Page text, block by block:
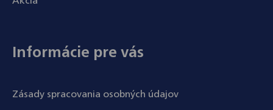
Informácie pre vás
Zásady spracovania osobných údajov